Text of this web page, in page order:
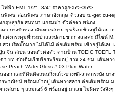
ฟฟ้า EMT 1/2" , 3/4" ราคาถูก<h*></h*>
นพิเศษ สอนพิเศษ ภาษาอังกฤษ ติวสอบ tu-get
กฤษธุรกิจ สนทนา แกรมม่า ตัวต่อตัว พนักง
า บางบัวทอง เดินทางสบาย ๆ พร้อมเข้าอยู่ได้เลย
ต่งกระดุมที่กระเป๋าและปลายขากางเกงค่ะ มีไซน์ M,L
สวยเริ่ดมั๊กมาก ไม่ได้โม้ ต่อเติมพร้อม เข้าอยู่ได้เ
จีน สเปน สอนตัวต่อตัว ตามบ้าน TOEIC TOEFL
า บท.ต่อเติมเรียบร้อยพร้อมอยู่ ยาม 24 ชม. เดินทาง
Peach Water Gloss # 03 Plum Water
อก และที่ดินติดถนนกิ่งแก้ว-บางพลี-ลาดกระบัง บา
พาณิชน์ พร้อมเข้าอยู่ เดินทางสลาย ต่อเติมพร้อม ม
งสบาย ๆ แถมแอร์ 6 พร้อมอยู่ มาเลย ไม่ผิดหวังจิงๆ